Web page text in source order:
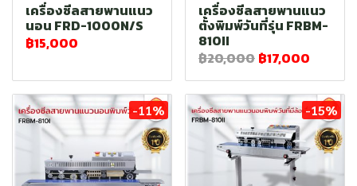
เครื่องซีลสายพานแนว
นอน FRD-1000N/S
฿15,000
เครื่องซีลสายพานแนว
ตั้งพิมพ์วันที่รุ่น FRBM-
810II
฿20,000 ฿17,000
-11% -15%